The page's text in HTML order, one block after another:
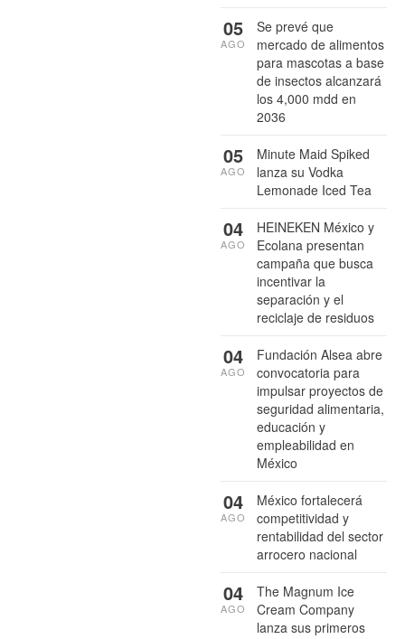
Se prevé que
mercado de alimentos
para mascotas a base
de insectos alcanzará
los 4,000 mdd en
2036
05
AGO
Minute Maid Spiked
lanza su Vodka
Lemonade Iced Tea
05
AGO
HEINEKEN México y
Ecolana presentan
campaña que busca
incentivar la
separación y el
reciclaje de residuos
04
AGO
Fundación Alsea abre
convocatoria para
impulsar proyectos de
seguridad alimentaria,
educación y
empleabilidad en
México
04
AGO
México fortalecerá
competitividad y
rentabilidad del sector
arrocero nacional
04
AGO
The Magnum Ice
Cream Company
lanza sus primeros
04
AGO